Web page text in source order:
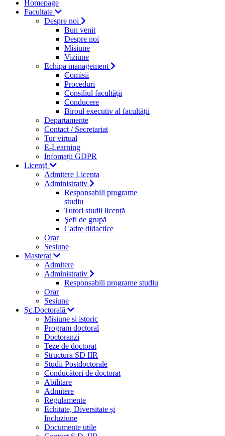
Homepage
Facultate
Despre noi
Bun venit
Despre noi
Misiune
Viziune
Echipa management
Comisii
Proceduri
Consiliul facultății
Conducere
Biroul executiv al facultății
Departamente
Contact / Secretariat
Tur virtual
E-Learning
Infomații GDPR
Licență
Admitere Licenta
Administrativ
Responsabili programe
studiu
Tutori studii licență
Şefi de grupă
Cadre didactice
Orar
Sesiune
Masterat
Admitere
Administrativ
Responsabili programe studiu
Orar
Sesiune
Șc.Doctorală
Misiune si istoric
Program doctoral
Doctoranzi
Teze de doctorat
Structura SD IIR
Studii Postdoctorale
Conducători de doctorat
Abilitare
Admitere
Regulamente
Echitate, Diversitate și
Incluziune
Documente utile